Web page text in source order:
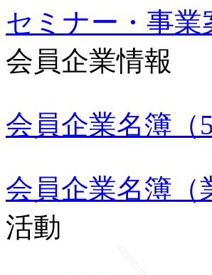
セミナー・事業
会員企業情報
会員企業名簿（
会員企業名簿（
活動